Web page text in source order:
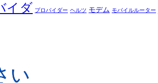
イダ プロバイダー ヘルツ モデム モバイルルーター
い